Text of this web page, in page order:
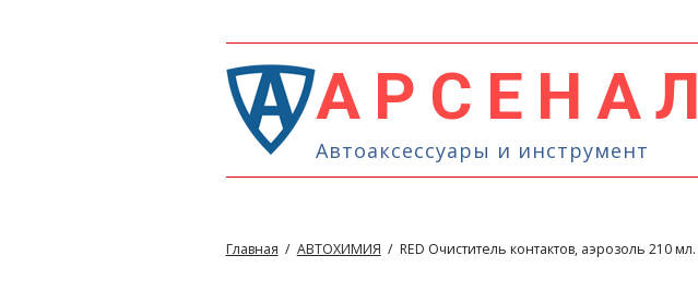
АРСЕНАЛ
Автоаксессуары и инструмент
Главная / АВТОХИМИЯ / RED Очиститель контактов, аэрозоль 210 мл.